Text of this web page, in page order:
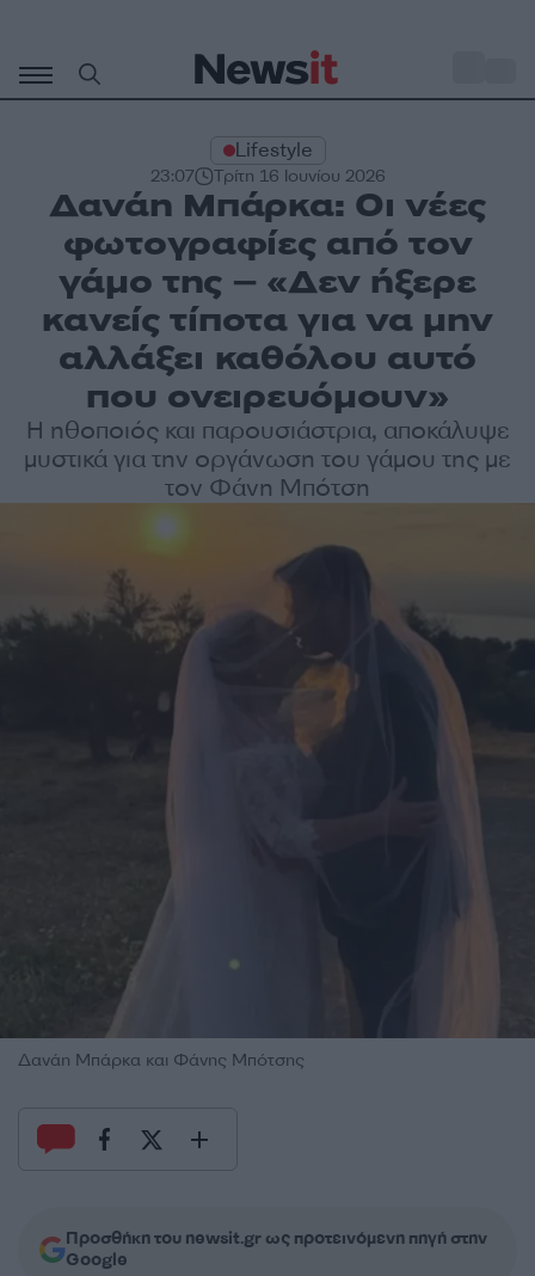
περιεχόμενο
Lifestyle
23:07 Τρίτη 16 Ιουνίου 2026
Δανάη Μπάρκα: Οι νέες
φωτογραφίες από τον
γάμο της – «Δεν ήξερε
κανείς τίποτα για να μην
αλλάξει καθόλου αυτό
που ονειρευόμουν»
Η ηθοποιός και παρουσιάστρια, αποκάλυψε
μυστικά για την οργάνωση του γάμου της με
τον Φάνη Μπότση
Δανάη Μπάρκα και Φάνης Μπότσης
Προσθήκη του newsit.gr ως προτεινόμενη πηγή στην
Google